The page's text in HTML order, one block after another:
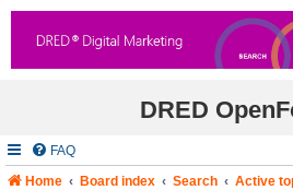
DRED
FAQ
Home
Board index Search Active